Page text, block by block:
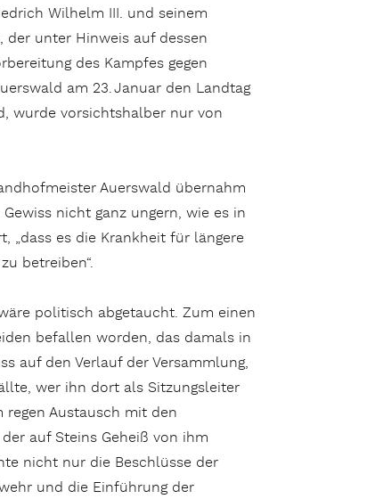
Wilhelm III. und seinem
der unter Hinweis auf dessen
des Kampfes gegen
am 23. Januar den Landtag
wurde vorsichtshalber nur von
Auerswald übernahm
nicht ganz ungern, wie es in
„dass es die Krankheit für längere
betreiben“.
politisch abgetaucht. Zum einen
befallen worden, das damals in
auf den Verlauf der Versammlung,
wer ihn dort als Sitzungsleiter
Austausch mit den
auf Steins Geheiß von ihm
nicht nur die Beschlüsse der
und die Einführung der